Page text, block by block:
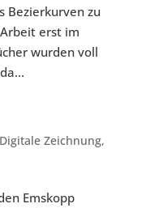
Bezierkurven zu
erst im
wurden voll
Digitale Zeichnung,
Emskopp